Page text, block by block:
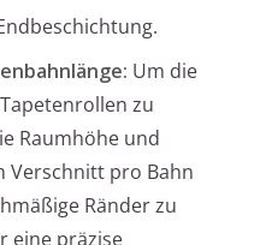
Um die
zu
Raumhöhe und
Verschnitt pro Bahn
Ränder zu
eine präzise